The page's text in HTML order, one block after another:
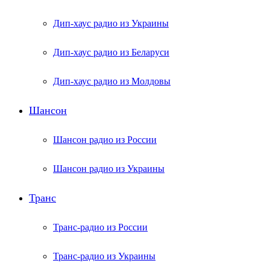
Дип-хаус радио из Украины
Дип-хаус радио из Беларуси
Дип-хаус радио из Молдовы
Шансон
Шансон радио из России
Шансон радио из Украины
Транс
Транс-радио из России
Транс-радио из Украины